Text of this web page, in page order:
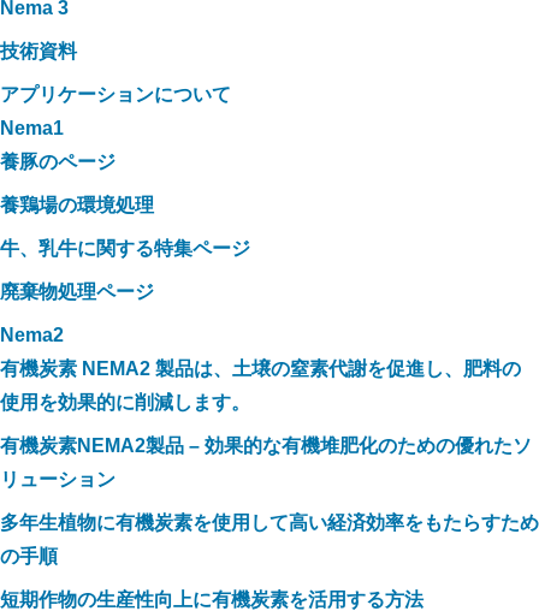
Nema 3
技術資料
アプリケーションについて
Nema1
養豚のページ
養鶏場の環境処理
牛、乳牛に関する特集ページ
廃棄物処理ページ
Nema2
有機炭素 NEMA2 製品は、土壌の窒素代謝を促進し、肥料の
使用を効果的に削減します。
有機炭素NEMA2製品 – 効果的な有機堆肥化のための優れたソ
リューション
多年生植物に有機炭素を使用して高い経済効率をもたらすため
の手順
短期作物の生産性向上に有機炭素を活用する方法